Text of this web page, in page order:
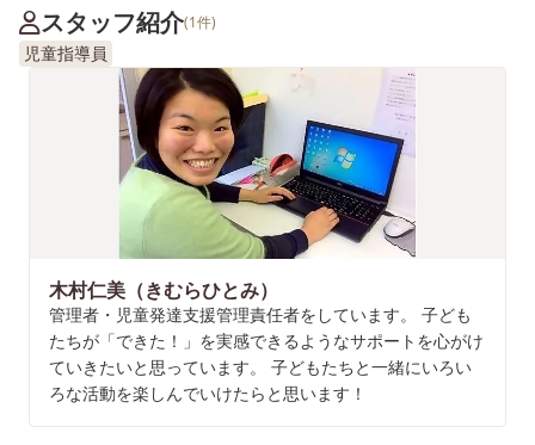
スタッフ紹介(1件)
児童指導員
木村仁美（きむらひとみ）
管理者・児童発達支援管理責任者をしています。 子ども
たちが「できた！」を実感できるようなサポートを心がけ
ていきたいと思っています。 子どもたちと一緒にいろい
ろな活動を楽しんでいけたらと思います！